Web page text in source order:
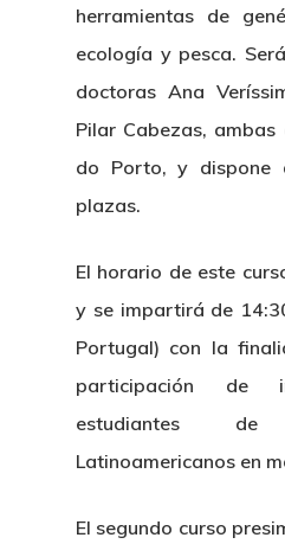
herramientas de
ecología y pesca.
doctoras Ana
Pilar Cabezas,
do Porto, y
plazas.
El horario de este
y se impartirá de
Portugal) con la
participación de
estudiantes
Latinoamericanos en
El segundo curso